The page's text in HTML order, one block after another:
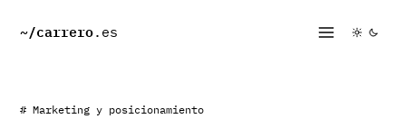
~/carrero.es
# Marketing y posicionamiento